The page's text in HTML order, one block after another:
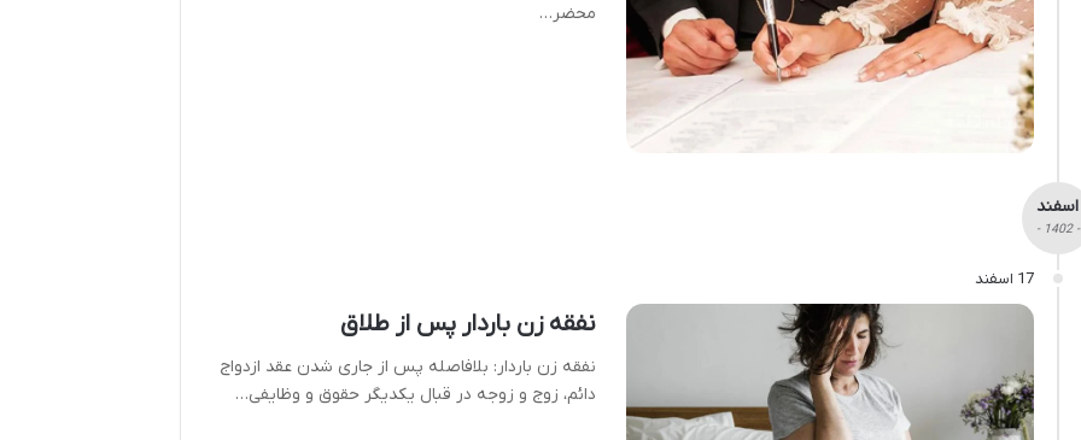
محضر…
اسفند
- 1402 -
17 اسفند
نفقه زن باردار پس از طلاق
نفقه زن باردار: بلافاصله پس از جاری شدن عقد ازدواج
دائم، زوج و زوجه در قبال یکدیگر حقوق و وظایفی…